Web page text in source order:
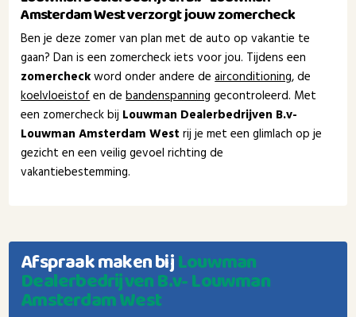
Amsterdam West verzorgt jouw zomercheck
Ben je deze zomer van plan met de auto op vakantie te
gaan? Dan is een zomercheck iets voor jou. Tijdens een
zomercheckword onder andere deairconditioning, de
koelvloeistofen debandenspanning gecontroleerd. Met
een zomercheck bij Louwman Dealerbedrijven B.v-
Louwman Amsterdam West rij je met een glimlach op je
gezicht en een veilig gevoel richting de
vakantiebestemming.
Afspraak maken bijLouwman
Dealerbedrijven B.v- Louwman
Amsterdam West